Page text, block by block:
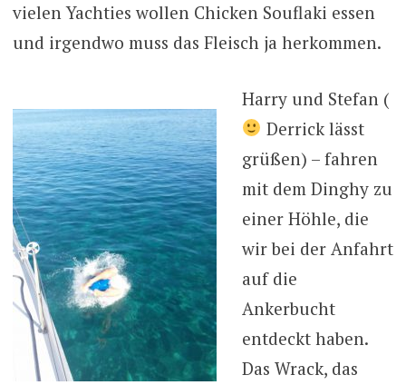
vielen Yachties wollen Chicken Souflaki essen
und irgendwo muss das Fleisch ja herkommen.
Harry und Stefan (
Derrick lässt
grüßen) – fahren
mit dem Dinghy zu
einer Höhle, die
wir bei der Anfahrt
auf die
Ankerbucht
entdeckt haben.
Das Wrack, das